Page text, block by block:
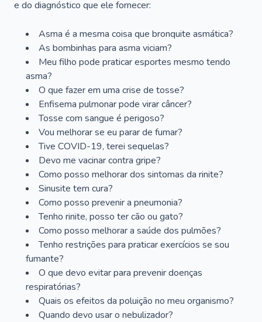
e do diagnóstico que ele fornecer:
Asma é a mesma coisa que bronquite asmática?
As bombinhas para asma viciam?
Meu filho pode praticar esportes mesmo tendo
asma?
O que fazer em uma crise de tosse?
Enfisema pulmonar pode virar câncer?
Tosse com sangue é perigoso?
Vou melhorar se eu parar de fumar?
Tive COVID-19, terei sequelas?
Devo me vacinar contra gripe?
Como posso melhorar dos sintomas da rinite?
Sinusite tem cura?
Como posso prevenir a pneumonia?
Tenho rinite, posso ter cão ou gato?
Como posso melhorar a saúde dos pulmões?
Tenho restrições para praticar exercícios se sou
fumante?
O que devo evitar para prevenir doenças
respiratórias?
Quais os efeitos da poluição no meu organismo?
Quando devo usar o nebulizador?